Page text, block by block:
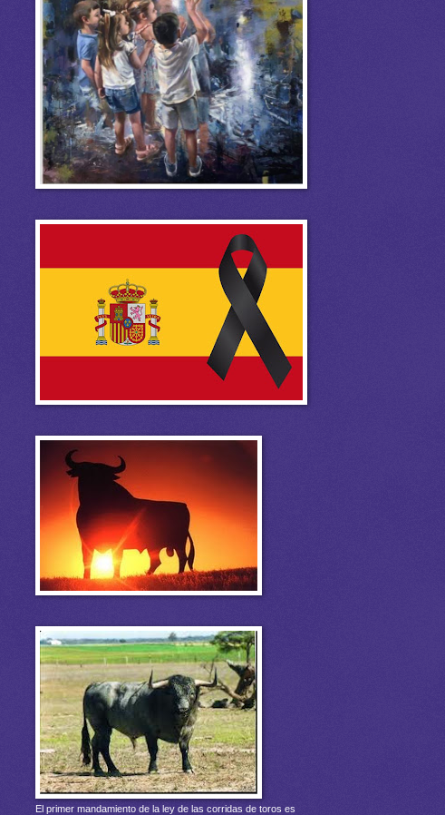
El primer mandamiento de la ley de las corridas de toros es